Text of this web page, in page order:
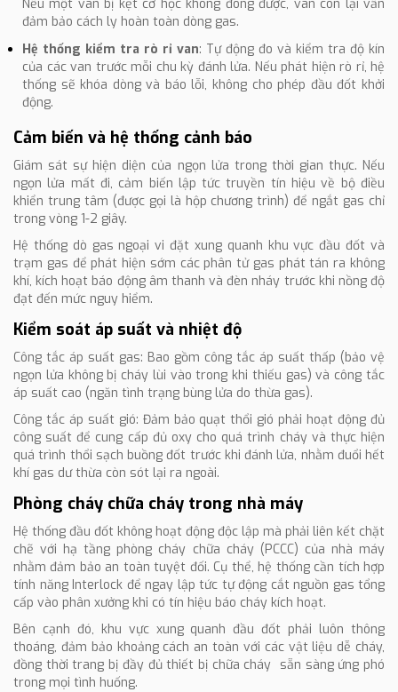
Nếu một van bị kẹt cơ học không đóng được, van còn lại vẫn
đảm bảo cách ly hoàn toàn dòng gas.
Hệ thống kiểm tra rò rỉ van: Tự động đo và kiểm tra độ kín
của các van trước mỗi chu kỳ đánh lửa. Nếu phát hiện rò rỉ, hệ
thống sẽ khóa dòng và báo lỗi, không cho phép đầu đốt khởi
động.
Cảm biến và hệ thống cảnh báo
Giám sát sự hiện diện của ngọn lửa trong thời gian thực. Nếu
ngọn lửa mất đi, cảm biến lập tức truyền tín hiệu về bộ điều
khiển trung tâm (được gọi là hộp chương trình) để ngắt gas chỉ
trong vòng 1-2 giây.
Hệ thống dò gas ngoại vi đặt xung quanh khu vực đầu đốt và
trạm gas để phát hiện sớm các phân tử gas phát tán ra không
khí, kích hoạt báo động âm thanh và đèn nháy trước khi nồng độ
đạt đến mức nguy hiểm.
Kiểm soát áp suất và nhiệt độ
Công tắc áp suất gas: Bao gồm công tắc áp suất thấp (bảo vệ
ngọn lửa không bị cháy lùi vào trong khi thiếu gas) và công tắc
áp suất cao (ngăn tình trạng bùng lửa do thừa gas).
Công tắc áp suất gió: Đảm bảo quạt thổi gió phải hoạt động đủ
công suất để cung cấp đủ oxy cho quá trình cháy và thực hiện
quá trình thổi sạch buồng đốt trước khi đánh lửa, nhằm đuổi hết
khí gas dư thừa còn sót lại ra ngoài.
Phòng cháy chữa cháy trong nhà máy
Hệ thống đầu đốt không hoạt động độc lập mà phải liên kết chặt
chẽ với hạ tầng phòng cháy chữa cháy (PCCC) của nhà máy
nhằm đảm bảo an toàn tuyệt đối. Cụ thể, hệ thống cần tích hợp
tính năng Interlock để ngay lập tức tự động cắt nguồn gas tổng
cấp vào phân xưởng khi có tín hiệu báo cháy kích hoạt.
Bên cạnh đó, khu vực xung quanh đầu đốt phải luôn thông
thoáng, đảm bảo khoảng cách an toàn với các vật liệu dễ cháy,
đồng thời trang bị đầy đủ thiết bị chữa cháy sẵn sàng ứng phó
trong mọi tình huống.